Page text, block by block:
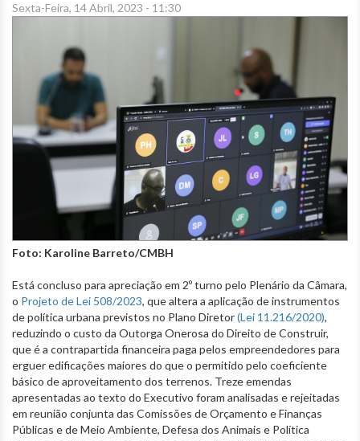
Sexta-Feira, 14 Abril, 2023 - 11:30
Foto: Karoline Barreto/CMBH
Está concluso para apreciação em 2º turno pelo Plenário da Câmara,
o Projeto de Lei 508/2023, que altera a aplicação de instrumentos
de política urbana previstos no Plano Diretor(Lei 11.216/2020),
reduzindo o custo da Outorga Onerosa do Direito de Construir,
que é a contrapartida financeira paga pelos empreendedores para
erguer edificações maiores do que o permitido pelo coeficiente
básico de aproveitamento dos terrenos. Treze emendas
apresentadas ao texto do Executivo foram analisadas e rejeitadas
em reunião conjunta das Comissões de Orçamento e Finanças
Públicas e de Meio Ambiente, Defesa dos Animais e Política